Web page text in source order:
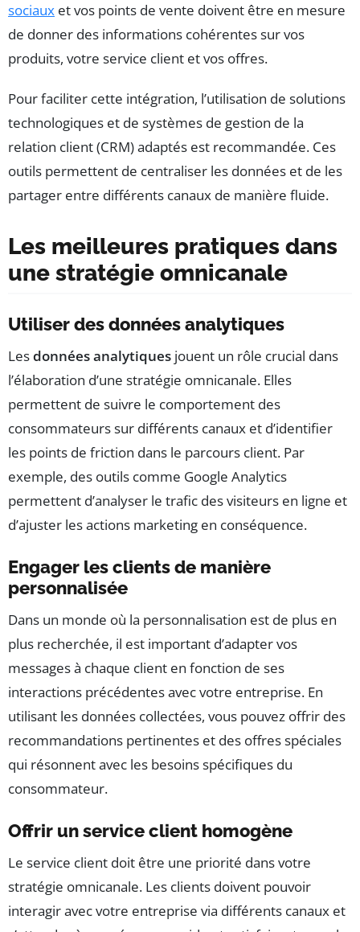
sociaux et vos points de vente doivent être en mesure
de donner des informations cohérentes sur vos
produits, votre service client et vos offres.
Pour faciliter cette intégration, l’utilisation de solutions
technologiques et de systèmes de gestion de la
relation client (CRM) adaptés est recommandée. Ces
outils permettent de centraliser les données et de les
partager entre différents canaux de manière fluide.
Les meilleures pratiques dans
une stratégie omnicanale
Utiliser des données analytiques
Lesdonnées analytiques jouent un rôle crucial dans
l’élaboration d’une stratégie omnicanale. Elles
permettent de suivre le comportement des
consommateurs sur différents canaux et d’identifier
les points de friction dans le parcours client. Par
exemple, des outils comme Google Analytics
permettent d’analyser le trafic des visiteurs en ligne et
d’ajuster les actions marketing en conséquence.
Engager les clients de manière
personnalisée
Dans un monde où la personnalisation est de plus en
plus recherchée, il est important d’adapter vos
messages à chaque client en fonction de ses
interactions précédentes avec votre entreprise. En
utilisant les données collectées, vous pouvez offrir des
recommandations pertinentes et des offres spéciales
qui résonnent avec les besoins spécifiques du
consommateur.
Offrir un service client homogène
Le service client doit être une priorité dans votre
stratégie omnicanale. Les clients doivent pouvoir
interagir avec votre entreprise via différents canaux et